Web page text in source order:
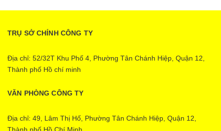
TRỤ SỞ CHÍNH CÔNG TY
Địa chỉ: 52/32T Khu Phố 4, Phường Tân Chánh Hiệp, Quận 12,
Thành phố Hồ chí minh
VĂN PHÒNG CÔNG TY
Địa chỉ: 49, Lâm Thị Hố, Phường Tân Chánh Hiệp, Quận 12,
Thành phố Hồ Chí Minh